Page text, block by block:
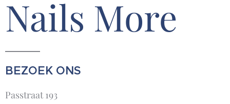
Nails More
BEZOEK ONS
Passtraat 193